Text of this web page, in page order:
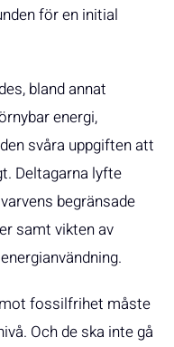
för en initial
bland annat
energi,
svåra uppgiften att
Deltagarna lyfte
begränsade
samt vikten av
fossilfrihet måste
Och de ska inte gå